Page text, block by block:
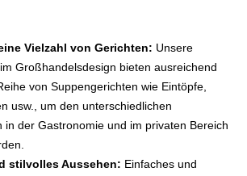
Vielzahl von Gerichten: Unsere
Großhandelsdesign bieten ausreichend
von Suppengerichten wie Eintöpfe,
usw., um den unterschiedlichen
in der Gastronomie und im privaten Bereich
stilvolles Aussehen: Einfaches und